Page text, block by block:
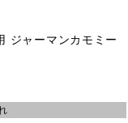
ジャーマンカモミー